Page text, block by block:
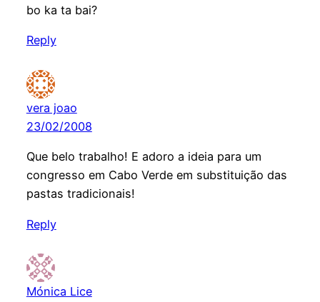
bo ka ta bai?
Reply
vera joao
23/02/2008
Que belo trabalho! E adoro a ideia para um
congresso em Cabo Verde em substituição das
pastas tradicionais!
Reply
Mónica Lice